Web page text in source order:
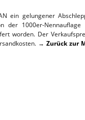
ein gelungener
der 1000er-Nennauflage
worden. Der
→ Zurück zur